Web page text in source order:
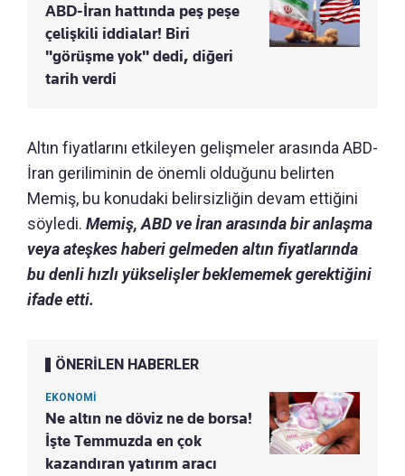
ABD-İran hattında peş peşe
çelişkili iddialar! Biri
"görüşme yok" dedi, diğeri
tarih verdi
Altın fiyatlarını etkileyen gelişmeler arasında ABD-
İran geriliminin de önemli olduğunu belirten
Memiş, bu konudaki belirsizliğin devam ettiğini
söyledi. Memiş, ABD ve İran arasında bir anlaşma
veya ateşkes haberi gelmeden altın fiyatlarında
bu denli hızlı yükselişler beklememek gerektiğini
ifade etti.
ÖNERİLEN HABERLER
EKONOMİ
Ne altın ne döviz ne de borsa!
İşte Temmuzda en çok
kazandıran yatırım aracı